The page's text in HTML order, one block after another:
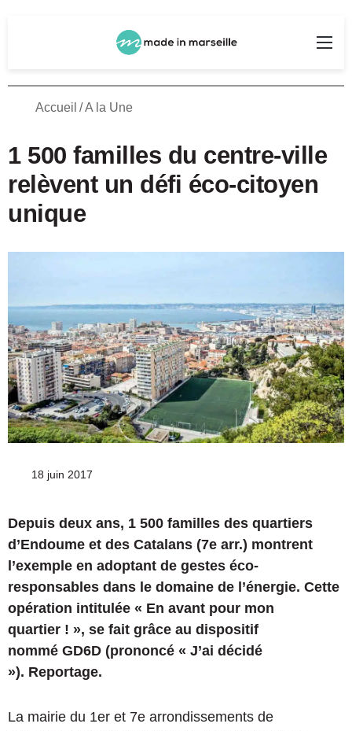
Accueil /A la Une
1 500 familles du centre-ville
relèvent un défi éco-citoyen
unique
18 juin 2017
Depuis deux ans, 1 500 familles des quartiers
d’Endoume et des Catalans (7e arr.) montrent
l’exemple en adoptant de gestes éco-
responsables dans le domaine de l’énergie. Cette
opération intitulée « En avant pour mon
quartier ! », se fait grâce au dispositif
nommé GD6D (prononcé « J’ai décidé
»). Reportage.
La mairie du 1er et 7e arrondissements de